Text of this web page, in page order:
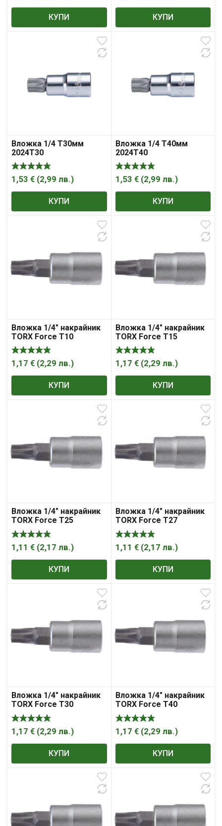
КУПИ КУПИ
Вложка 1/4 Т30мм
2024Т30
1,53 € (2,99 лв.)
КУПИ
Вложка 1/4 Т40мм
2024Т40
1,53 € (2,99 лв.)
КУПИ
Вложка 1/4″ накрайник
TORX Force T10
1,17 € (2,29 лв.)
КУПИ
Вложка 1/4″ накрайник
TORX Force T15
1,17 € (2,29 лв.)
КУПИ
Вложка 1/4″ накрайник
TORX Force T25
1,11 € (2,17 лв.)
КУПИ
Вложка 1/4″ накрайник
TORX Force T27
1,11 € (2,17 лв.)
КУПИ
Вложка 1/4″ накрайник
TORX Force T30
1,17 € (2,29 лв.)
КУПИ
Вложка 1/4″ накрайник
TORX Force T40
1,17 € (2,29 лв.)
КУПИ